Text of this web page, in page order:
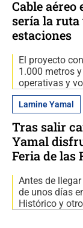
Cable aéreo
sería la
estaciones
El proyecto
1.000 metros
operativas y
Lamine Yamal
Tras salir
Yamal
Feria de las
Antes de
de unos días
Histórico y